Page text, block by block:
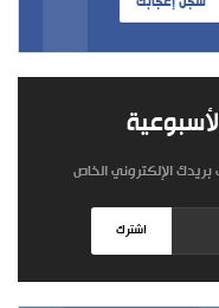
بريدك الإلكتروني الخاص
اشترك